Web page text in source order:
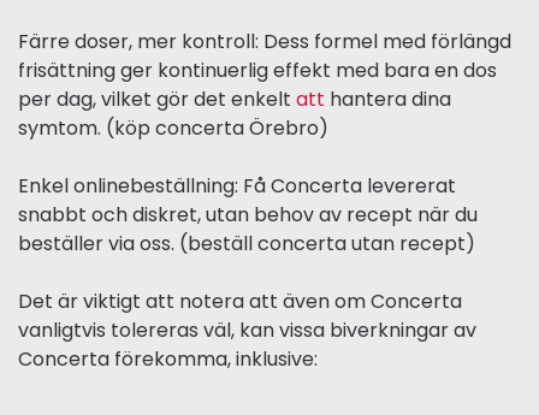
Färre doser, mer kontroll: Dess formel med förlängd
frisättning ger kontinuerlig effekt med bara en dos
per dag, vilket gör det enkelt att hantera dina
symtom. (köp concerta Örebro)
Enkel onlinebeställning: Få Concerta levererat
snabbt och diskret, utan behov av recept när du
beställer via oss. (beställ concerta utan recept)
Det är viktigt att notera att även om Concerta
vanligtvis tolereras väl, kan vissa biverkningar av
Concerta förekomma, inklusive: